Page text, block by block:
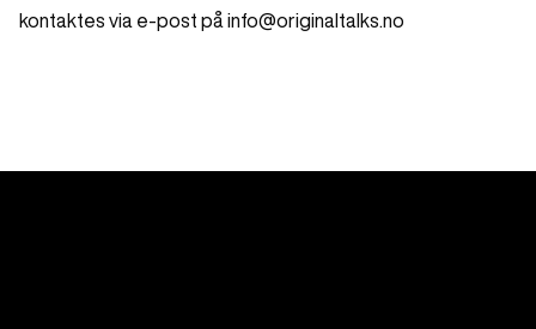
kontaktes via e-post på info@originaltalks.no